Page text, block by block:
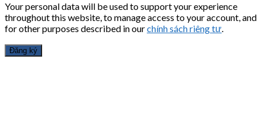
Your personal data will be used to support your experience
throughout this website, to manage access to your account, and
for other purposes described in ourchính sách riêng tư.
Đăng ký